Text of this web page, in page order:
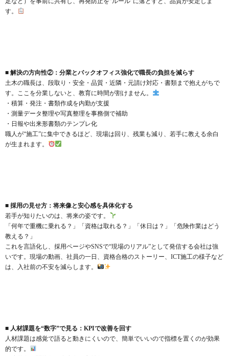
す。
■ 解決の方向性②：分業とバックオフィス強化で職長の負担を減らす
土木の職長は、段取り・安全・品質・近隣・元請け対応・書類まで抱えがちで
す。ここを分業しないと、教育に時間が割けません。
・積算・発注・書類作成を内勤が支援
・測量データ整理や写真整理を事務側で補助
・日報や出来形書類のテンプレ化
職人が“施工”に集中できるほど、現場は回り、残業も減り、若手に教える余白
が生まれます。
■ 採用の見せ方：将来像と安心感を具体化する
若手が知りたいのは、将来の姿です。
「何年で重機に乗れる？」「資格は取れる？」「休日は？」「危険作業はどう
教える？」
これを言語化し、採用ページやSNSで“現場のリアル”として発信する会社は強
いです。現場の動画、社員の一日、資格合格のストーリー、ICT施工の様子など
は、入社前の不安を減らします。
■ 人材課題を“数字”で見る：KPIで改善を回す
人材課題は感覚で語ると動きにくいので、簡単でいいので指標を置くのが効果
的です。